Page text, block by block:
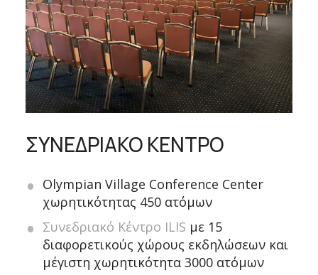
ΣΥΝΕΔΡΙΑΚΟ ΚΕΝΤΡΟ
Olympian Village Conference Center
χωρητικότητας 450 ατόμων
Συνεδριακό Κέντρο ILIS με 15
διαφορετικούς χώρους εκδηλώσεων και
μέγιστη χωρητικότητα 3000 ατόμων